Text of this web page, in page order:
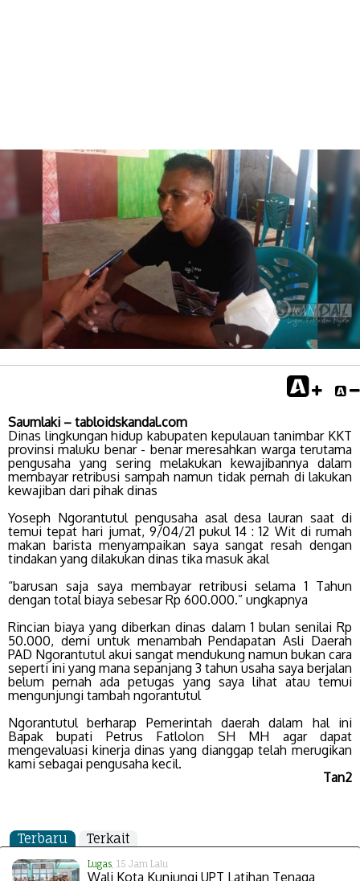
Saumlaki – tabloidskandal.com
Dinas lingkungan hidup kabupaten kepulauan tanimbar KKT
provinsi maluku benar - benar meresahkan warga terutama
pengusaha yang sering melakukan kewajibannya dalam
membayar retribusi sampah namun tidak pernah di lakukan
kewajiban dari pihak dinas
Yoseph Ngorantutul pengusaha asal desa lauran saat di
temui tepat hari jumat, 9/04/21 pukul 14 : 12 Wit di rumah
makan barista menyampaikan saya sangat resah dengan
tindakan yang dilakukan dinas tika masuk akal
“barusan saja saya membayar retribusi selama 1 Tahun
dengan total biaya sebesar Rp 600.000.” ungkapnya
Rincian biaya yang diberkan dinas dalam 1 bulan senilai Rp
50.000, demi untuk menambah Pendapatan Asli Daerah
PAD Ngorantutul akui sangat mendukung namun bukan cara
seperti ini yang mana sepanjang 3 tahun usaha saya berjalan
belum pernah ada petugas yang saya lihat atau temui
mengunjungi tambah ngorantutul
Ngorantutul berharap Pemerintah daerah dalam hal ini
Bapak bupati Petrus Fatlolon SH MH agar dapat
mengevaluasi kinerja dinas yang dianggap telah merugikan
kami sebagai pengusaha kecil.
Tan2
Terbaru Terkait
Lugas, 15 Jam Lalu
Wali Kota Kunjungi UPT Latihan Tenaga